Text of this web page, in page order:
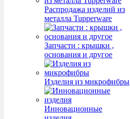
Распродажа изделий из
металла Tupperware
Запчасти : крышки ,
основания и другое
Изделия из микрофибры
Инновационные